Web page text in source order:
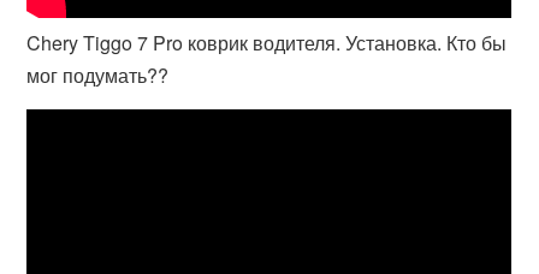
Chery Tiggo 7 Pro коврик водителя. Установка. Кто бы
мог подумать??